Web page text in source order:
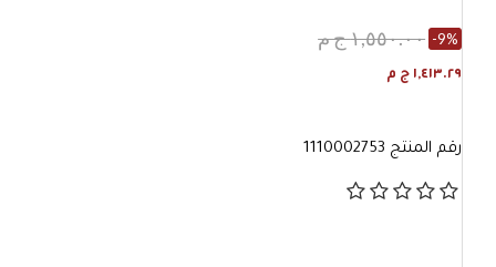
١,٥٥٠.٠٠ ج م -9%
١,٤١٣.٢٩ ج م
رقم المنتج 1110002753